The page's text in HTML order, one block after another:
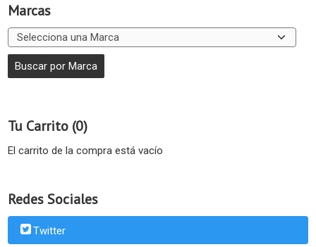
Marcas
Tu Carrito (0)
El carrito de la compra está vacío
Redes Sociales
Twitter